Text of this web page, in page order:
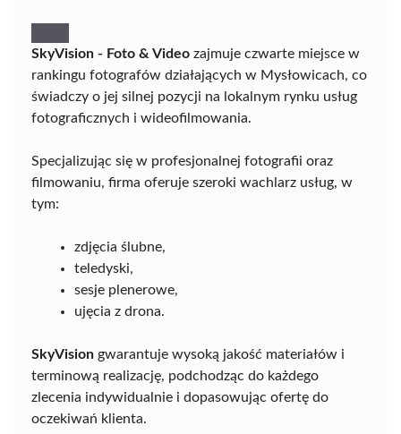
SkyVision - Foto & Video zajmuje czwarte miejsce w
rankingu fotografów działających w Mysłowicach, co
świadczy o jej silnej pozycji na lokalnym rynku usług
fotograficznych i wideofilmowania.
Specjalizując się w profesjonalnej fotografii oraz
filmowaniu, firma oferuje szeroki wachlarz usług, w
tym:
zdjęcia ślubne,
teledyski,
sesje plenerowe,
ujęcia z drona.
SkyVision gwarantuje wysoką jakość materiałów i
terminową realizację, podchodząc do każdego
zlecenia indywidualnie i dopasowując ofertę do
oczekiwań klienta.